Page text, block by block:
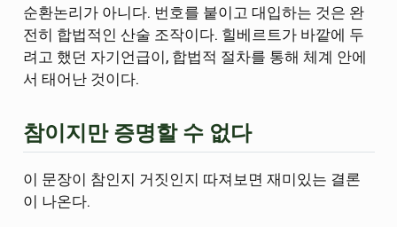
순환논리가 아니다. 번호를 붙이고 대입하는 것은 완
전히 합법적인 산술 조작이다. 힐베르트가 바깥에 두
려고 했던 자기언급이, 합법적 절차를 통해 체계 안에
서 태어난 것이다.
참이지만 증명할 수 없다
이 문장이 참인지 거짓인지 따져보면 재미있는 결론
이 나온다.